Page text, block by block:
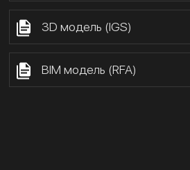
3D модель (IGS)
BIM модель (RFA)